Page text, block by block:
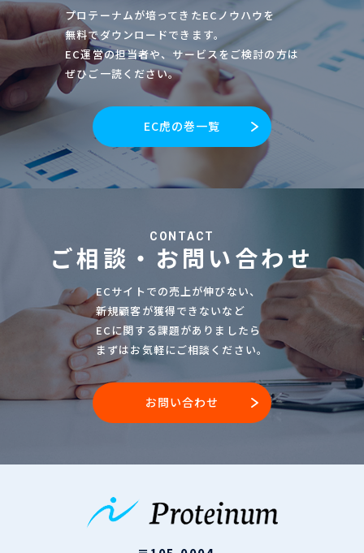
プロテーナムが培ってきたECノウハウを
無料でダウンロードできます。
EC運営の担当者や、サービスをご検討の方は
ぜひご一読ください。
EC虎の巻一覧
CONTACT
ご相談・お問い合わせ
ECサイトでの売上が伸びない、
新規顧客が獲得できないなど
ECに関する課題がありましたら
まずはお気軽にご相談ください。
お問い合わせ